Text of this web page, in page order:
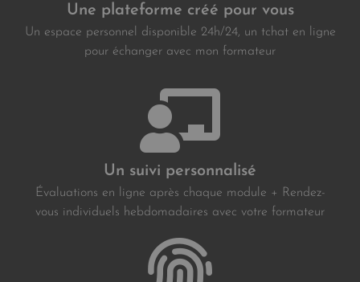
Une plateforme créé pour vous
Un espace personnel disponible 24h/24, un tchat en ligne
pour échanger avec mon formateur
Un suivi personnalisé
Évaluations en ligne après chaque module + Rendez-
vous individuels hebdomadaires avec votre formateur